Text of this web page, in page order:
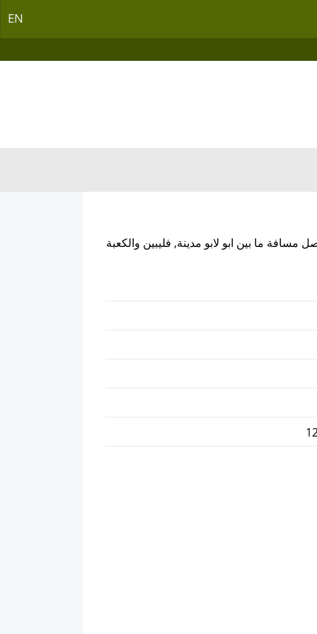
EN
مسافة ما بين ابو لابو مدينة, فليبين والكعبة